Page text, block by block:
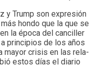
y Trump son expre­sión
hondo que la que se
la época del can­ci­ller
prin­ci­pios de los años
mayor cri­sis en las rela­
estos días el dia­rio